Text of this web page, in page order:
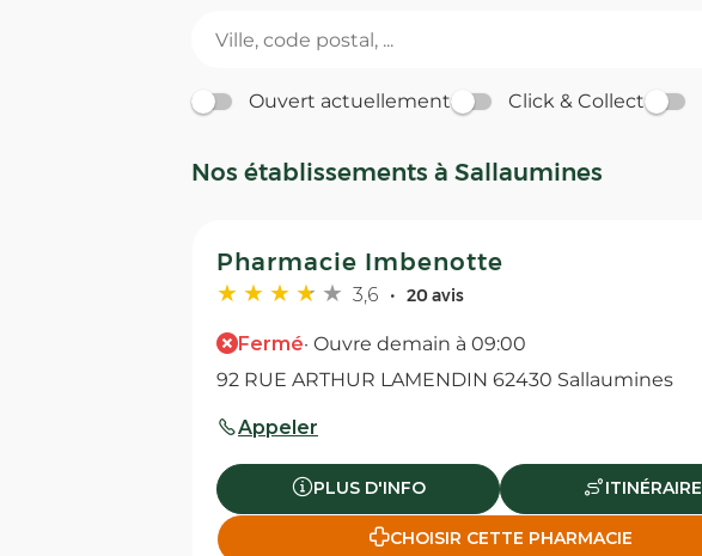
Ouvert actuellement Click & Collect
Nos établissements à Sallaumines
Pharmacie Imbenotte
3,6 20 avis
Fermé· Ouvre demain à 09:00
92 RUE ARTHUR LAMENDIN 62430 Sallaumines
Appeler
PLUS D'INFO ITINÉRAIRE
CHOISIR CETTE PHARMACIE